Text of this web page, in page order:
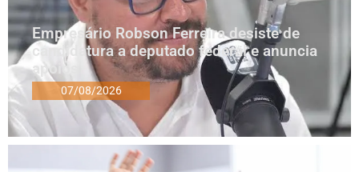
Empresário Robson Ferreira desiste de
candidatura a deputado federal e anuncia
apoios
07/08/2026